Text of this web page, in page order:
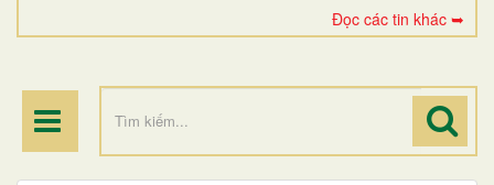
Đọc các tin khác ➥
ĐIỂM HÀNH HƯƠNG